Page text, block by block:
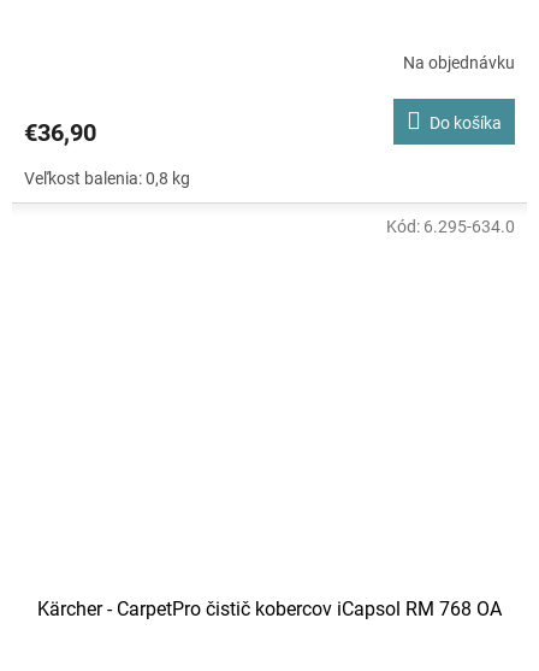
Na objednávku
€36,90 Do košíka
Veľkost balenia: 0,8 kg
Kärcher - CarpetPro čistič kobercov iCapsol RM 768 OA
Kód: 6.295-634.0